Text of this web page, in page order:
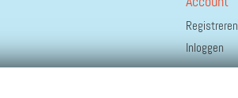
Registreren
Inloggen